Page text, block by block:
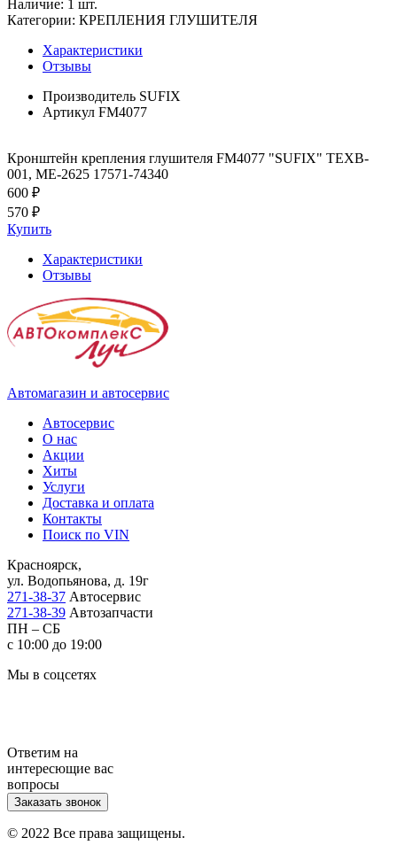
Наличие: 1 шт.
Категории: КРЕПЛЕНИЯ ГЛУШИТЕЛЯ
Характеристики
Отзывы
Производитель SUFIX
Артикул FM4077
Кронштейн крепления глушителя FM4077 "SUFIX" TEXB-
001, ME-2625 17571-74340
600 ₽
570 ₽
Купить
Характеристики
Отзывы
Автомагазин и автосервис
Автосервис
О нас
Акции
Хиты
Услуги
Доставка и оплата
Контакты
Поиск по VIN
Красноярск,
ул. Водопьянова, д. 19г
271-38-37 Автосервис
271-38-39 Автозапчасти
ПН – СБ
с 10:00 до 19:00
Мы в соцсетях
Ответим на
интересющие вас
вопросы
Заказать звонок
© 2022 Все права защищены.